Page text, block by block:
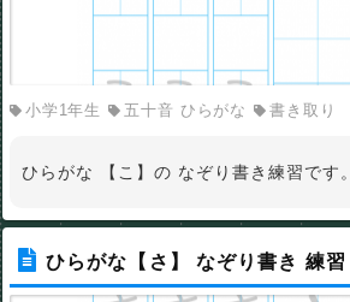
小学1年生 五十音 ひらがな 書き取り
ひらがな 【こ】の なぞり書き練習です。
ひらがな【さ】 なぞり書き 練習